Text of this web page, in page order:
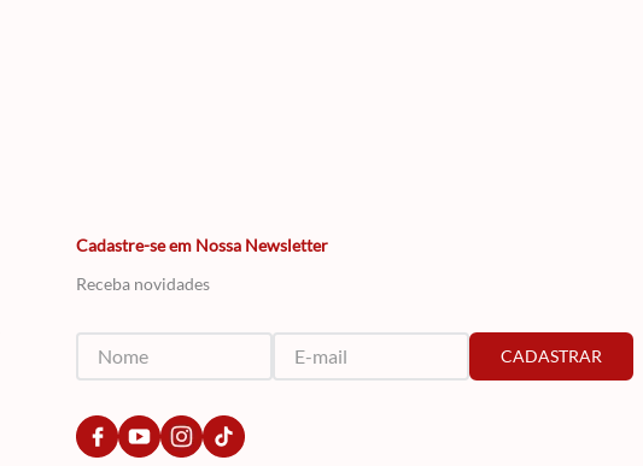
Cadastre-se em Nossa Newsletter
Receba novidades
CADASTRAR